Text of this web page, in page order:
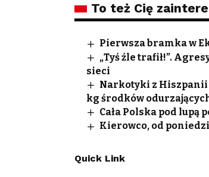
To też Cię
Pierwsza bramka w
„Tyś źle trafił!”.
sieci
Narkotyki z Hiszpanii
kg środków
Cała Polska pod lupą
Kierowco, od
Quick Link